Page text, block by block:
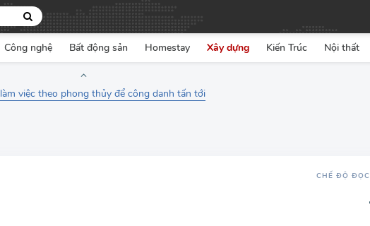
Công nghệ Bất động sản Homestay Xây dựng Kiến Trúc Nội thất
việc theo phong thủy để công danh tấn tới
CHẾ ĐỘ ĐỌC